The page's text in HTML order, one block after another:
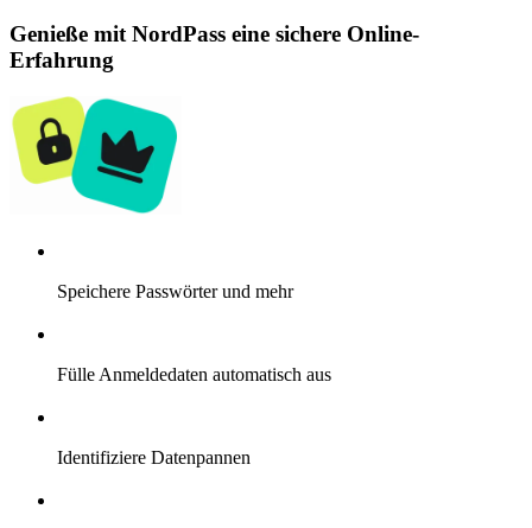
Genieße mit NordPass eine sichere Online-
Erfahrung
Speichere Passwörter und mehr
Fülle Anmeldedaten automatisch aus
Identifiziere Datenpannen